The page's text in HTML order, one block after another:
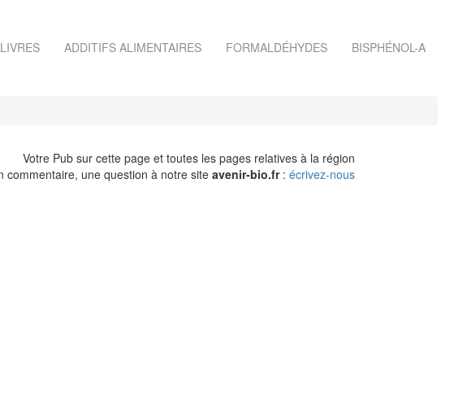
LIVRES ADDITIFS ALIMENTAIRES FORMALDÉHYDES BISPHÉNOL-A
Votre Pub sur cette page et toutes les pages relatives à la région
commentaire, une question à notre site avenir-bio.fr: écrivez-nous